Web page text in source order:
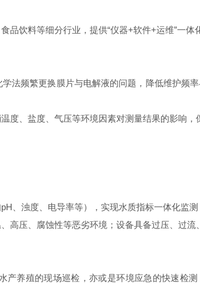
饮料等细分行业，提供“仪器+软件+运维”一体
法频繁更换膜片与电解液的问题，降低维护频
、盐度、气压等环境因素对测量结果的影响，
、浊度、电导率等），实现水质指标一体化监测
压、腐蚀性等恶劣环境；设备具备过压、过流
养殖的现场巡检，亦或是环境应急的快速检